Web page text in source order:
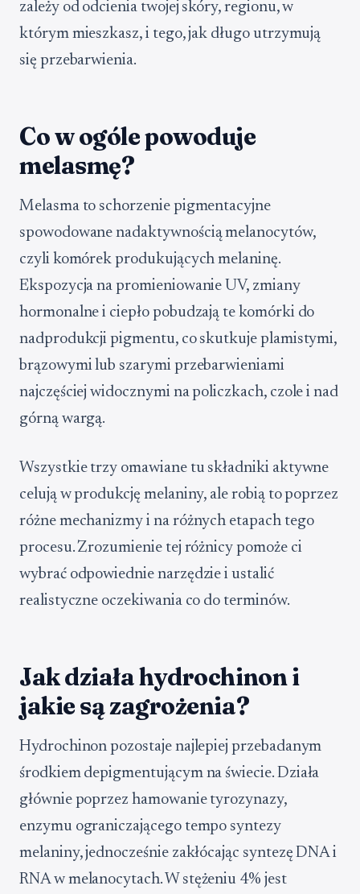
zależy od odcienia twojej skóry, regionu, w
którym mieszkasz, i tego, jak długo utrzymują
się przebarwienia.
Co w ogóle powoduje
melasmę?
Melasma to schorzenie pigmentacyjne
spowodowane nadaktywnością melanocytów,
czyli komórek produkujących melaninę.
Ekspozycja na promieniowanie UV, zmiany
hormonalne i ciepło pobudzają te komórki do
nadprodukcji pigmentu, co skutkuje plamistymi,
brązowymi lub szarymi przebarwieniami
najczęściej widocznymi na policzkach, czole i nad
górną wargą.
Wszystkie trzy omawiane tu składniki aktywne
celują w produkcję melaniny, ale robią to poprzez
różne mechanizmy i na różnych etapach tego
procesu. Zrozumienie tej różnicy pomoże ci
wybrać odpowiednie narzędzie i ustalić
realistyczne oczekiwania co do terminów.
Jak działa hydrochinon i
jakie są zagrożenia?
Hydrochinon pozostaje najlepiej przebadanym
środkiem depigmentującym na świecie. Działa
głównie poprzez hamowanie tyrozynazy,
enzymu ograniczającego tempo syntezy
melaniny, jednocześnie zakłócając syntezę DNA i
RNA w melanocytach. W stężeniu 4% jest